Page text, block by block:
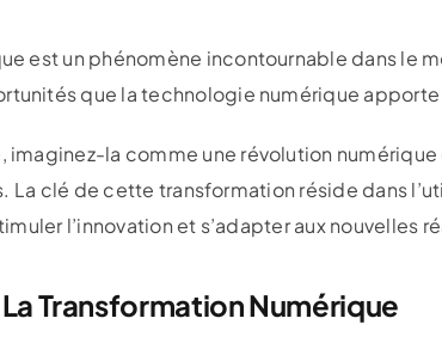
est un phénomène incontournable dans le
que la technologie numérique
imaginez-la comme une révolution
La clé de cette transformation réside dans
l’innovation et s’adapter aux nouvelles
Transformation Numérique